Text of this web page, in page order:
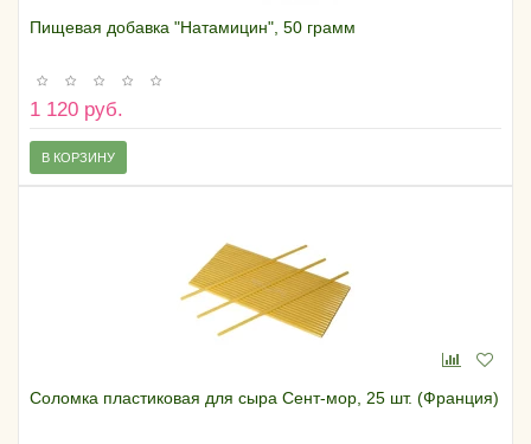
Пищевая добавка "Натамицин", 50 грамм
1 120 руб.
В КОРЗИНУ
Соломка пластиковая для сыра Сент-мор, 25 шт. (Франция)